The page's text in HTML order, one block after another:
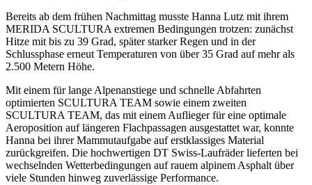
Bereits ab dem frühen Nachmittag musste Hanna Lutz mit ihrem
MERIDA SCULTURA extremen Bedingungen trotzen: zunächst
Hitze mit bis zu 39 Grad, später starker Regen und in der
Schlussphase erneut Temperaturen von über 35 Grad auf mehr als
2.500 Metern Höhe.
Mit einem für lange Alpenanstiege und schnelle Abfahrten
optimierten SCULTURA TEAM sowie einem zweiten
SCULTURA TEAM, das mit einem Auflieger für eine optimale
Aeroposition auf längeren Flachpassagen ausgestattet war, konnte
Hanna bei ihrer Mammutaufgabe auf erstklassiges Material
zurückgreifen. Die hochwertigen DT Swiss-Laufräder lieferten bei
wechselnden Wetterbedingungen auf rauem alpinem Asphalt über
viele Stunden hinweg zuverlässige Performance.